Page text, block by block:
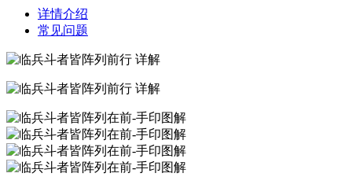
详情介绍
常见问题